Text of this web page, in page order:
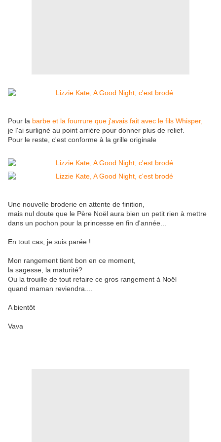
Pour la barbe et la fourrure que j'avais fait avec le fils Whisper,
je l'ai surligné au point arrière pour donner plus de relief.
Pour le reste, c'est conforme à la grille originale
Une nouvelle broderie en attente de finition,
mais nul doute que le Père Noël aura bien un petit rien à mettre
dans un pochon pour la princesse en fin d'année...
En tout cas, je suis parée !
Mon rangement tient bon en ce moment,
la sagesse, la maturité?
Ou la trouille de tout refaire ce gros rangement à Noël
quand maman reviendra....
A bientôt
Vava